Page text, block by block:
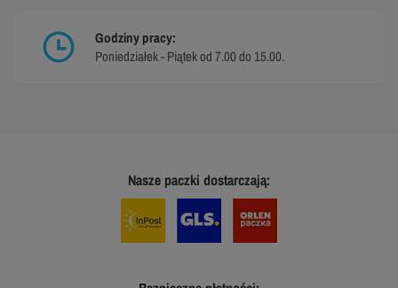
Godziny pracy:
Poniedziałek - Piątek od 7.00 do 15.00.
Nasze paczki dostarczają: